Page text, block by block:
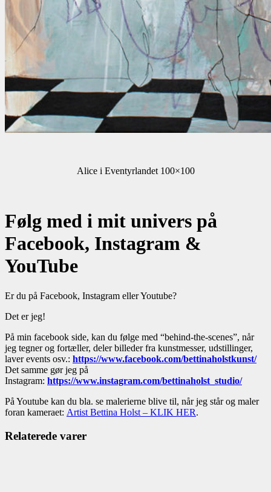
Alice i Eventyrlandet 100×100
Følg med i mit univers på
Facebook, Instagram &
YouTube
Er du på Facebook, Instagram eller Youtube?
Det er jeg!
På min facebook side, kan du følge med “behind-the-scenes”, når
jeg tegner og fortæller, deler billeder fra kunstmesser, udstillinger,
laver events osv.: https://www.facebook.com/bettinaholstkunst/
Det samme gør jeg på
Instagram: https://www.instagram.com/bettinaholst_studio/
På Youtube kan du bla. se malerierne blive til, når jeg står og maler
foran kameraet: Artist Bettina Holst – KLIK HER.
Relaterede varer